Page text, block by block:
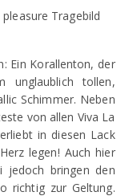
Ein Korallenton, der
unglaublich tollen,
Schimmer. Neben
von allen Viva La
in diesen Lack
legen! Auch hier
jedoch bringen den
richtig zur Geltung.